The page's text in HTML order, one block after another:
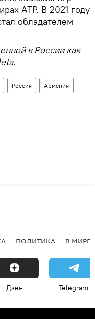
АТР. В 2021 году
обладателем
в России как
Россия Армения
ПОЛИТИКА В МИРЕ
Дзен Telegram